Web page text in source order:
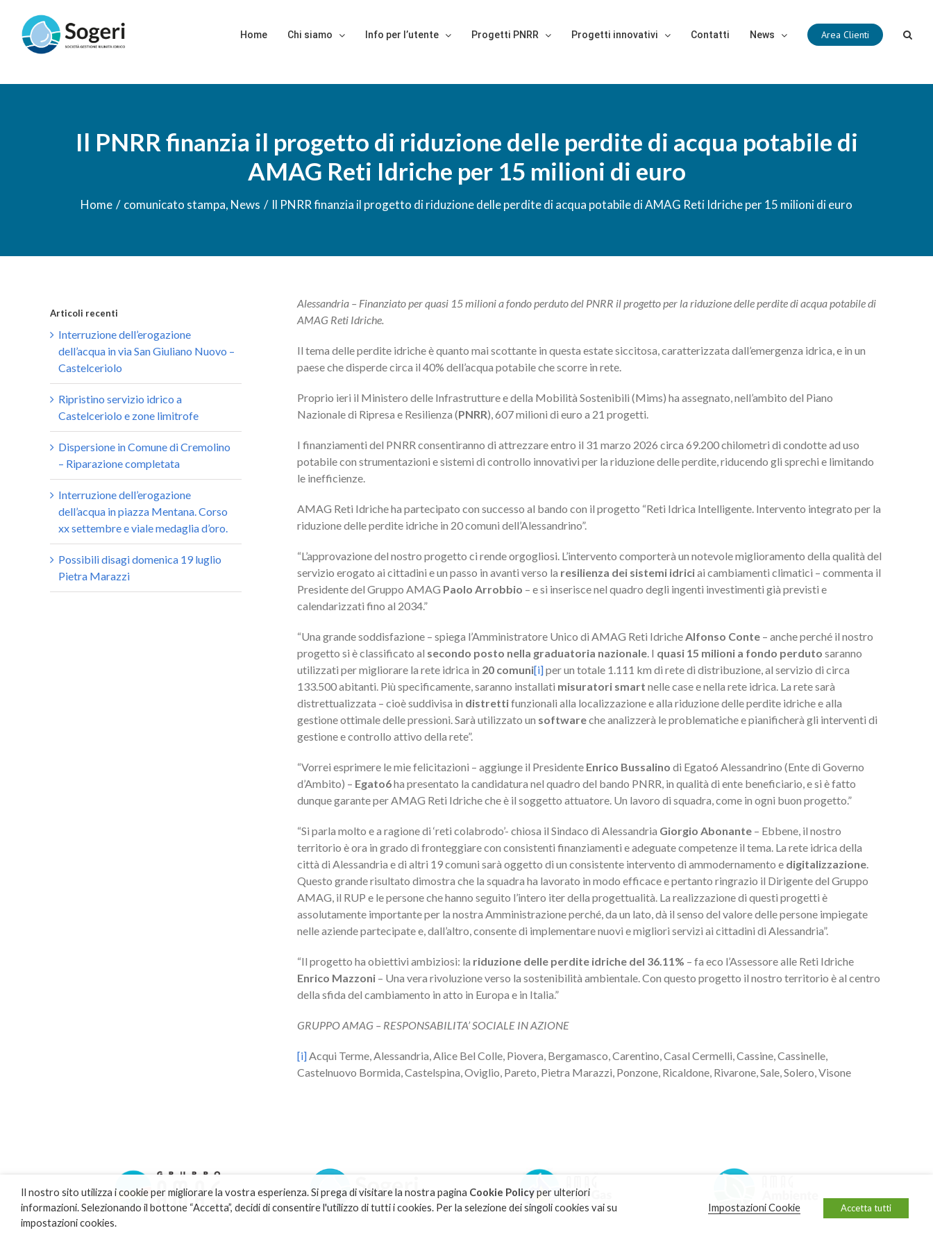
contenuto
per:
Home Chi siamo Info per l’utente Progetti PNRR Progetti innovativi Contatti News Area Clienti
Il PNRR finanzia il progetto di riduzione delle perdite di acqua potabile di
AMAG Reti Idriche per 15 milioni di euro
Home / comunicato stampa, News / Il PNRR finanzia il progetto di riduzione delle perdite di acqua potabile di AMAG Reti Idriche per 15 milioni di euro
Alessandria – Finanziato per quasi 15 milioni a fondo perduto del PNRR il progetto per la riduzione delle perdite di acqua potabile di
AMAG Reti Idriche.
Il tema delle perdite idriche è quanto mai scottante in questa estate siccitosa, caratterizzata dall’emergenza idrica, e in un
paese che disperde circa il 40% dell’acqua potabile che scorre in rete.
Proprio ieri il Ministero delle Infrastrutture e della Mobilità Sostenibili (Mims) ha assegnato, nell’ambito del Piano
Nazionale di Ripresa e Resilienza (PNRR), 607 milioni di euro a 21 progetti.
I finanziamenti del PNRR consentiranno di attrezzare entro il 31 marzo 2026 circa 69.200 chilometri di condotte ad uso
potabile con strumentazioni e sistemi di controllo innovativi per la riduzione delle perdite, riducendo gli sprechi e limitando
le inefficienze.
AMAG Reti Idriche ha partecipato con successo al bando con il progetto “Reti Idrica Intelligente. Intervento integrato per la
riduzione delle perdite idriche in 20 comuni dell’Alessandrino”.
“L’approvazione del nostro progetto ci rende orgogliosi. L’intervento comporterà un notevole miglioramento della qualità del
servizio erogato ai cittadini e un passo in avanti verso la resilienza dei sistemi idriciai cambiamenti climatici – commenta il
Presidente del Gruppo AMAG Paolo Arrobbio – e si inserisce nel quadro degli ingenti investimenti già previsti e
calendarizzati fino al 2034.”
“Una grande soddisfazione – spiega l’Amministratore Unico di AMAG Reti IdricheAlfonso Conte – anche perché il nostro
progetto si è classificato al secondo posto nella graduatoria nazionale. I quasi 15 milioni a fondo perduto saranno
utilizzati per migliorare la rete idrica in 20 comuni[i]per un totale 1.111 km di rete di distribuzione, al servizio di circa
133.500 abitanti. Più specificamente, saranno installati misuratori smart nelle case e nella rete idrica. La rete sarà
distrettualizzata – cioè suddivisa in distrettifunzionali alla localizzazione e alla riduzione delle perdite idriche e alla
gestione ottimale delle pressioni. Sarà utilizzato un softwareche analizzerà le problematiche e pianificherà gli interventi di
gestione e controllo attivo della rete”.
“Vorrei esprimere le mie felicitazioni – aggiunge il Presidente Enrico Bussalino di Egato6 Alessandrino (Ente di Governo
d’Ambito) – Egato6ha presentato la candidatura nel quadro del bando PNRR, in qualità di ente beneficiario, e si è fatto
dunque garante per AMAG Reti Idriche che è il soggetto attuatore. Un lavoro di squadra, come in ogni buon progetto.”
“Si parla molto e a ragione di ‘reti colabrodo’- chiosa il Sindaco di Alessandria Giorgio Abonante – Ebbene, il nostro
territorio è ora in grado di fronteggiare con consistenti finanziamenti e adeguate competenze il tema. La rete idrica della
città di Alessandria e di altri 19 comuni sarà oggetto di un consistente intervento di ammodernamento e digitalizzazione.
Questo grande risultato dimostra che la squadra ha lavorato in modo efficace e pertanto ringrazio il Dirigente del Gruppo
AMAG, il RUP e le persone che hanno seguito l’intero iter della progettualità. La realizzazione di questi progetti è
assolutamente importante per la nostra Amministrazione perché, da un lato, dà il senso del valore delle persone impiegate
nelle aziende partecipate e, dall’altro, consente di implementare nuovi e migliori servizi ai cittadini di Alessandria”.
“Il progetto ha obiettivi ambiziosi: la riduzione delle perdite idriche del 36.11% – fa eco l’Assessore alle Reti Idriche
Enrico Mazzoni – Una vera rivoluzione verso la sostenibilità ambientale. Con questo progetto il nostro territorio è al centro
della sfida del cambiamento in atto in Europa e in Italia.”
GRUPPO AMAG – RESPONSABILITA’ SOCIALE IN AZIONE
[i]Acqui Terme, Alessandria, Alice Bel Colle, Piovera, Bergamasco, Carentino, Casal Cermelli, Cassine, Cassinelle,
Castelnuovo Bormida, Castelspina, Oviglio, Pareto, Pietra Marazzi, Ponzone, Ricaldone, Rivarone, Sale, Solero, Visone
Articoli recenti
Interruzione dell’erogazione
dell’acqua in via San Giuliano Nuovo –
Castelceriolo
Ripristino servizio idrico a
Castelceriolo e zone limitrofe
Dispersione in Comune di Cremolino
– Riparazione completata
Interruzione dell’erogazione
dell’acqua in piazza Mentana. Corso
xx settembre e viale medaglia d’oro.
Possibili disagi domenica 19 luglio
Pietra Marazzi
Il nostro sito utilizza i cookie per migliorare la vostra esperienza. Si prega di visitare la nostra pagina Cookie Policyper ulteriori
informazioni. Selezionando il bottone “Accetta”, decidi di consentire l'utilizzo di tutti i cookies. Per la selezione dei singoli cookies vai su
impostazioni cookies.
Impostazioni Cookie Accetta tutti